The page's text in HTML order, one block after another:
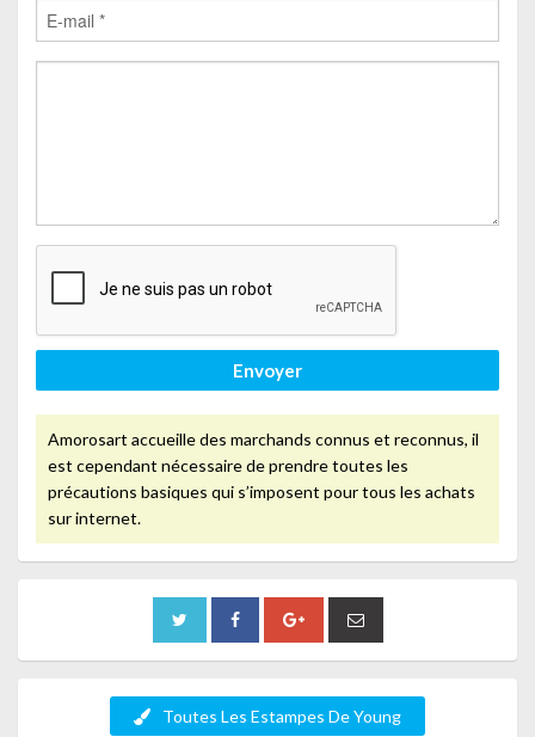
Envoyer
Amorosart accueille des marchands connus et reconnus, il
est cependant nécessaire de prendre toutes les
précautions basiques qui s’imposent pour tous les achats
sur internet.
Toutes Les Estampes De Young